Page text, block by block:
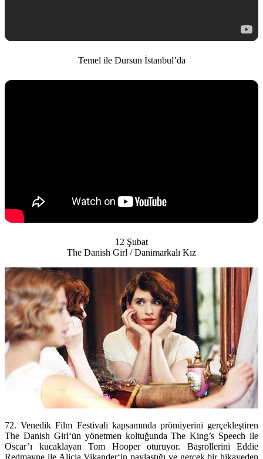
Temel ile Dursun İstanbul’da
12 Şubat
The Danish Girl / Danimarkalı Kız
72. Venedik Film Festivali kapsamında prömiyerini gerçekleştiren
The Danish Girl‘ün yönetmen koltuğunda The King’s Speech ile
Oscar’ı kucaklayan Tom Hooper oturuyor. Başrollerini Eddie
Redmayne ile Alicia Vikander‘in paylaştığı ve gerçek bir hikayeden